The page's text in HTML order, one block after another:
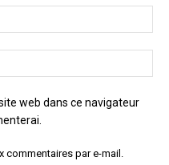
web dans ce navigateur
commentaires par e-mail.